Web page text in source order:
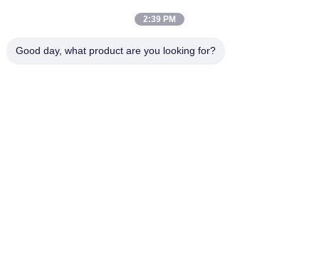
2 pouces vis de perçage d'individu de 3 pouces, attaches de
2:39 PM
Good day, what product are you looking for?